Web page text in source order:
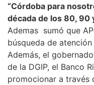
“Córdoba para
década de los 80, 90
Ademas sumó que
búsqueda de atención
Además, el
de la DGIP, el Banco
promocionar a través